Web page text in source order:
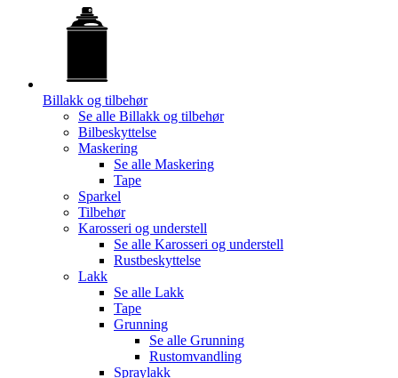
Billakk og tilbehør
Se alle Billakk og tilbehør
Bilbeskyttelse
Maskering
Se alle Maskering
Tape
Sparkel
Tilbehør
Karosseri og understell
Se alle Karosseri og understell
Rustbeskyttelse
Lakk
Se alle Lakk
Tape
Grunning
Se alle Grunning
Rustomvandling
Spraylakk